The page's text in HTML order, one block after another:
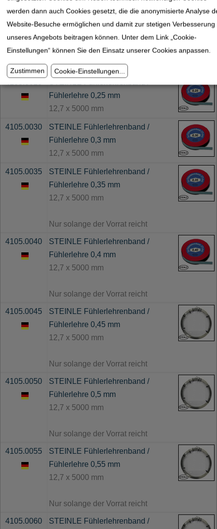
4105.0020
STEINLE Fühlerlehrenband /
Fühlerlehre 0,2 mm
12,7 x 5000 mm
Nur solange der Vorrat reicht
Fühlerlehre 0,25 mm
12,7 x 5000 mm
4105.0030
STEINLE Fühlerlehrenband /
Fühlerlehre 0,3 mm
12,7 x 5000 mm
4105.0035
STEINLE Fühlerlehrenband /
Fühlerlehre 0,35 mm
12,7 x 5000 mm
Nur solange der Vorrat reicht
4105.0040
STEINLE Fühlerlehrenband /
Fühlerlehre 0,4 mm
12,7 x 5000 mm
Nur solange der Vorrat reicht
4105.0045
STEINLE Fühlerlehrenband /
Fühlerlehre 0,45 mm
12,7 x 5000 mm
Nur solange der Vorrat reicht
4105.0050
STEINLE Fühlerlehrenband /
Fühlerlehre 0,5 mm
12,7 x 5000 mm
Nur solange der Vorrat reicht
4105.0055
STEINLE Fühlerlehrenband /
Fühlerlehre 0,55 mm
12,7 x 5000 mm
Nur solange der Vorrat reicht
4105.0060
STEINLE Fühlerlehrenband /
werden dann auch Cookies gesetzt, die die anonymisierte Analyse
Website-Besuche ermöglichen und damit zur stetigen Verbesserung
unseres Angebots beitragen können. Unter dem Link „Cookie-
Einstellungen“ können Sie den Einsatz unserer Cookies anpassen.
Zustimmen Cookie-Einstellungen